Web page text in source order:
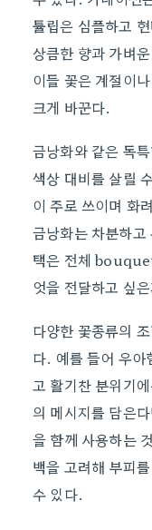
튤립은 심플하고
상큼한 향과 가벼
이들 꽃은 계절이
크게 바꾼다.
금낭화와 같은 독
색상 대비를 살릴
이 주로 쓰이며 화
금낭화는 차분하
택은 전체
엇을 전달하고 싶
다양한 꽃종류의
다. 예를 들어 우아
고 활기찬 분위기
의 메시지를 담은
을 함께 사용하는
백을 고려해 부피
수 있다.